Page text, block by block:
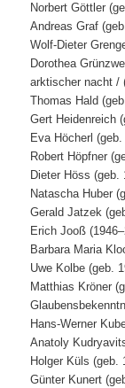
Norbert Göttler
Andreas Graf
Wolf-Dieter
Dorothea
arktischer nacht /
Thomas Hald
Gert Heidenreich
Eva Höcherl
Robert Höpfner
Dieter Höss (geb.
Natascha Huber
Gerald Jatzek
Erich Jooß
Barbara Maria
Uwe Kolbe (geb.
Matthias Kröner
Hans-Werner
Anatoly
Holger Küls (geb.
Günter Kunert